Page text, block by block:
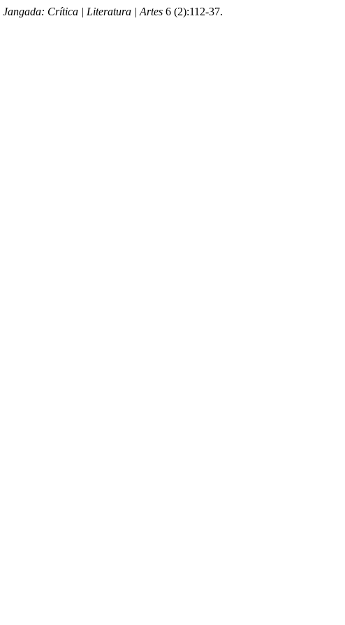
Jangada: Crítica | Literatura | Artes 6 (2):112-37.